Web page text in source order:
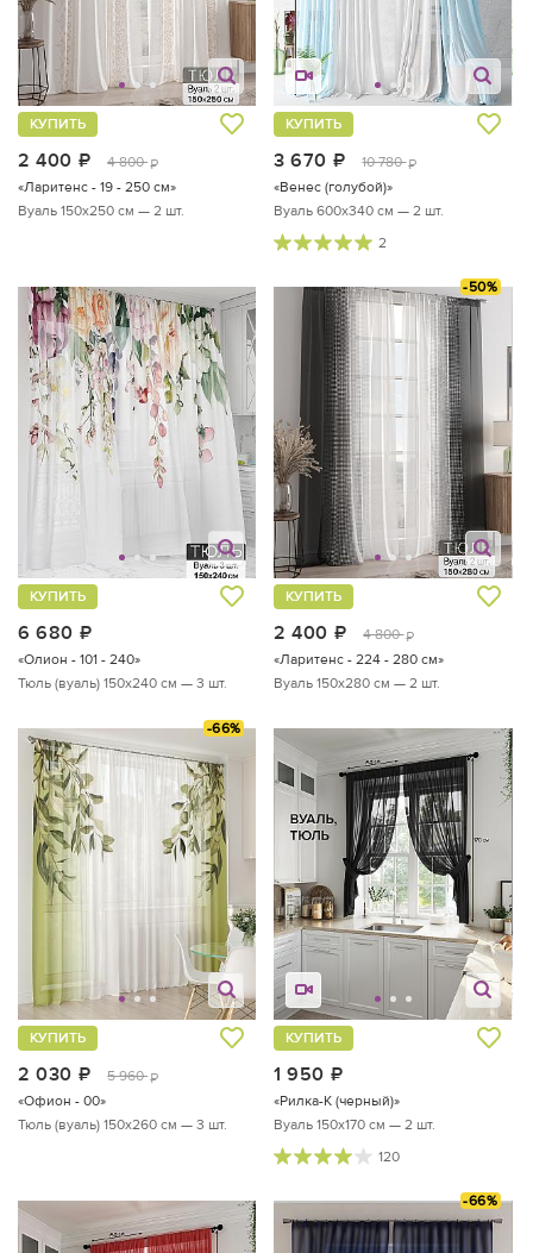
2 400 руб.
4 800 руб.
КУПИТЬ
«Ларитенс - 19 - 250 см»
Вуаль 150х250 см — 2 шт.
3 670 руб.
10 780 руб.
КУПИТЬ
«Венес (голубой)»
Вуаль 600х340 см — 2 шт.
2
6 680
КУПИТЬ
«Олион - 101 - 240»
Тюль (вуаль) 150х240 см — 3 шт.
-50%
2 400 руб.
4 800 руб.
КУПИТЬ
«Ларитенс - 224 - 280 см»
Вуаль 150х280 см — 2 шт.
-66%
2 030 руб.
5 960 руб.
КУПИТЬ
«Офион - 00»
Тюль (вуаль) 150х260 см — 3 шт.
1 950
КУПИТЬ
«Рилка-К (черный)»
Вуаль 150х170 см — 2 шт.
120
-66%